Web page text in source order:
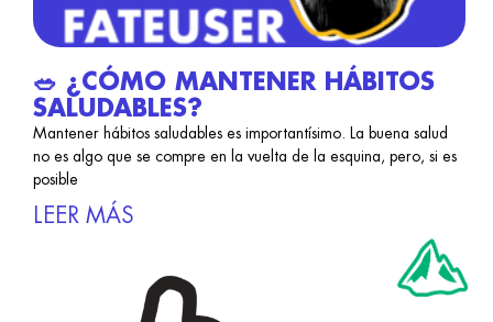
🥗 ¿CÓMO MANTENER HÁBITOS
SALUDABLES?
Mantener hábitos saludables es importantísimo. La buena salud
no es algo que se compre en la vuelta de la esquina, pero, si es
posible
LEER MÁS